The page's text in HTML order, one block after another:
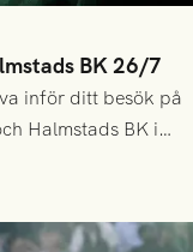
BK 26/7
inför ditt besök på
Halmstads BK i
7.